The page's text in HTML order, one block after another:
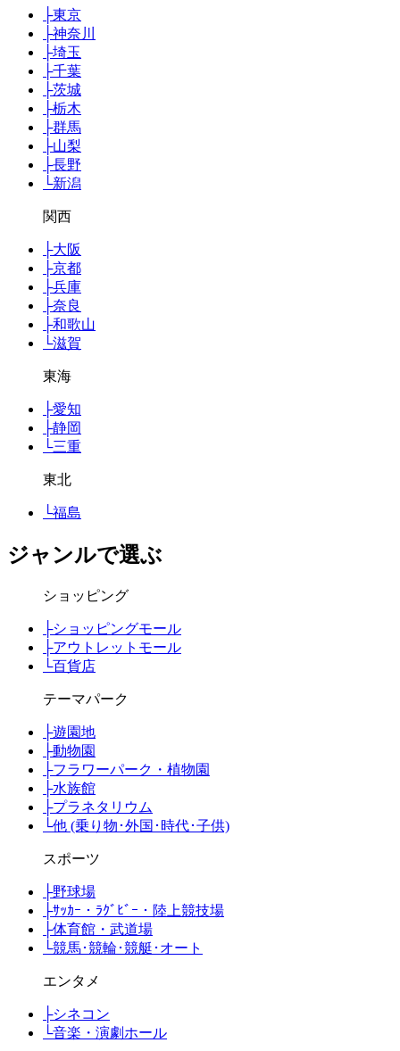
├東京
├神奈川
├埼玉
├千葉
├茨城
├栃木
├群馬
├山梨
├長野
└新潟
関西
├大阪
├京都
├兵庫
├奈良
├和歌山
└滋賀
東海
├愛知
├静岡
└三重
東北
└福島
ジャンルで選ぶ
ショッピング
├ショッピングモール
├アウトレットモール
└百貨店
テーマパーク
├遊園地
├動物園
├フラワーパーク・植物園
├水族館
├プラネタリウム
└他 (乗り物･外国･時代･子供)
スポーツ
├野球場
├ｻｯｶｰ・ﾗｸﾞﾋﾞｰ・陸上競技場
├体育館・武道場
└競馬･競輪･競艇･オート
エンタメ
├シネコン
└音楽・演劇ホール